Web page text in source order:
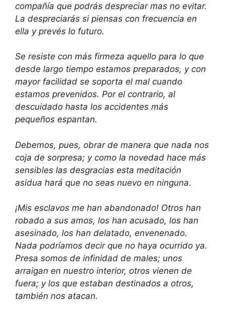
compañía que podrás despreciar mas no evitar.
La despreciarás si piensas con frecuencia en
ella y prevés lo futuro.
Se resiste con más firmeza aquello para lo que
desde largo tiempo estamos preparados, y con
mayor facilidad se soporta el mal cuando
estamos prevenidos. Por el contrario, al
descuidado hasta los accidentes más
pequeños espantan.
Debemos, pues, obrar de manera que nada nos
coja de sorpresa; y como la novedad hace más
sensibles las desgracias esta meditación
asidua hará que no seas nuevo en ninguna.
¡Mis esclavos me han abandonado! Otros han
robado a sus amos, los han acusado, los han
asesinado, los han delatado, envenenado.
Nada podríamos decir que no haya ocurrido ya.
Presa somos de infinidad de males; unos
arraigan en nuestro interior, otros vienen de
fuera; y los que estaban destinados a otros,
también nos atacan.